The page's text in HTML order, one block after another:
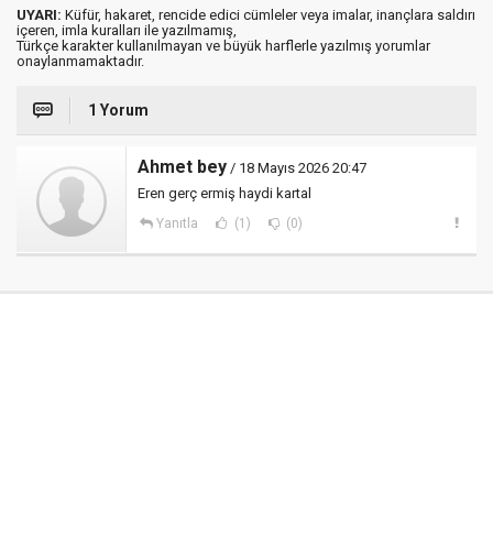
UYARI: Küfür, hakaret, rencide edici cümleler veya imalar, inançlara saldırı
içeren, imla kuralları ile yazılmamış,
Türkçe karakter kullanılmayan ve büyük harflerle yazılmış yorumlar
onaylanmamaktadır.
1 Yorum
Ahmet bey / 18 Mayıs 2026 20:47
Eren gerç ermiş haydi kartal
Yanıtla (1) (0)